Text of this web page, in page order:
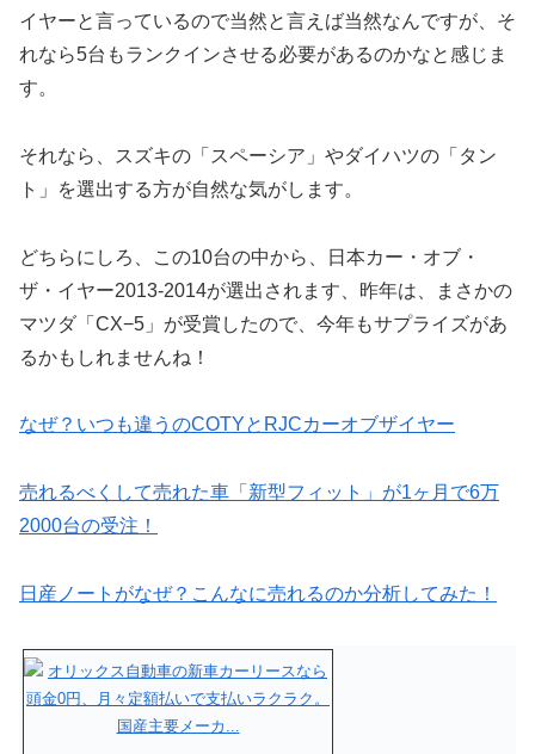
イヤーと言っているので当然と言えば当然なんですが、そ
れなら5台もランクインさせる必要があるのかなと感じま
す。
それなら、スズキの「スペーシア」やダイハツの「タン
ト」を選出する方が自然な気がします。
どちらにしろ、この10台の中から、日本カー・オブ・
ザ・イヤー2013-2014が選出されます、昨年は、まさかの
マツダ「CX−5」が受賞したので、今年もサプライズがあ
るかもしれませんね！
なぜ？いつも違うのCOTYとRJCカーオブザイヤー
売れるべくして売れた車「新型フィット」が1ヶ月で6万
2000台の受注！
日産ノートがなぜ？こんなに売れるのか分析してみた！